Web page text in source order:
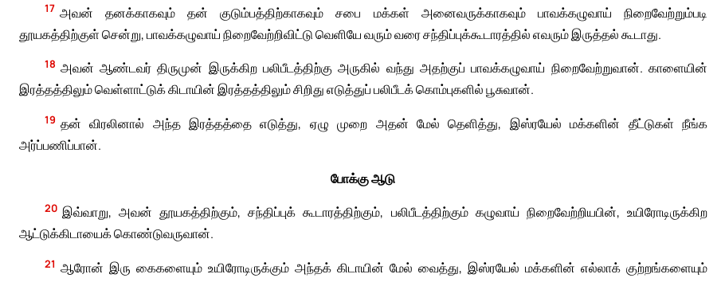
17 அவன் தனக்காகவும் தன் குடும்பத்திற்காகவும் சபை மக்கள் அனைவருக்காகவும் பாவக்கழுவாய் நிறைவேற்றும்படி
தூயகத்திற்குள் சென்று, பாவக்கழுவாய் நிறைவேற்றிவிட்டு வெளியே வரும் வரை சந்திப்புக்கூடாரத்தில் எவரும் இருத்தல் கூடாது.
18 அவன் ஆண்டவர் திருமுன் இருக்கிற பலிபீடத்திற்கு அருகில் வந்து அதற்குப் பாவக்கழுவாய் நிறைவேற்றுவான். காளையின்
இரத்தத்திலும் வெள்ளாட்டுக் கிடாயின் இரத்தத்திலும் சிறிது எடுத்துப் பலிபீடக் கொம்புகளில் பூசுவான்.
19 தன் விரலினால் அந்த இரத்தத்தை எடுத்து, ஏழு முறை அதன் மேல் தெளித்து, இஸ்ரயேல் மக்களின் தீட்டுகள் நீங்க
அர்ப்பணிப்பான்.
போக்கு ஆடு
20 இவ்வாறு, அவன் தூயகத்திற்கும், சந்திப்புக் கூடாரத்திற்கும், பலிபீடத்திற்கும் கழுவாய் நிறைவேற்றியபின், உயிரோடிருக்கிற
ஆட்டுக்கிடாயைக் கொண்டுவருவான்.
21 ஆரோன் இரு கைகளையும் உயிரோடிருக்கும் அந்தக் கிடாயின் மேல் வைத்து, இஸ்ரயேல் மக்களின் எல்லாக் குற்றங்களையும்